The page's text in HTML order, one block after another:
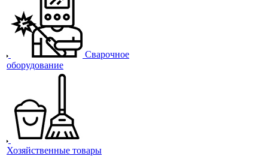
Сварочное
оборудование
Хозяйственные товары